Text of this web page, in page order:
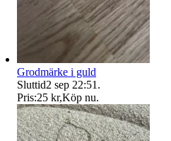
Grodmärke i guld
Sluttid2 sep 22:51 .
Pris:25 kr,Köp nu.